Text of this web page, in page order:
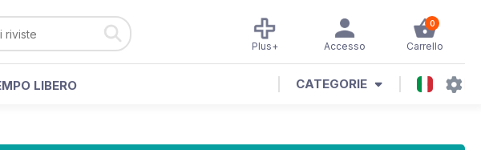
0
Carrello
Accesso
Plus+
LIBERO CATEGORIE